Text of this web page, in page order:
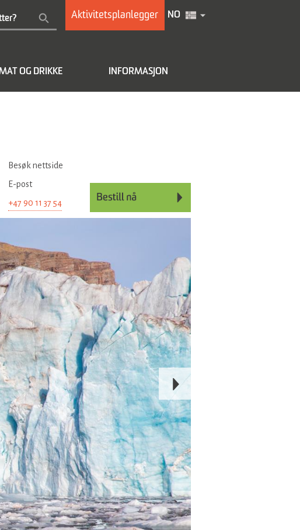
Aktivitetsplanlegger NO
OG DRIKKE INFORMASJON
Besøk nettside
E-post
+47 90 11 37 54